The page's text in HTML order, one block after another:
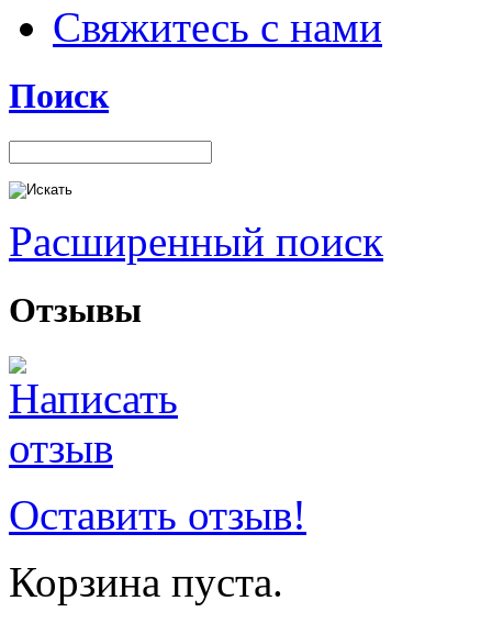
Свяжитесь с нами
Поиск
Расширенный поиск
Отзывы
Оставить отзыв!
Корзина пуста.